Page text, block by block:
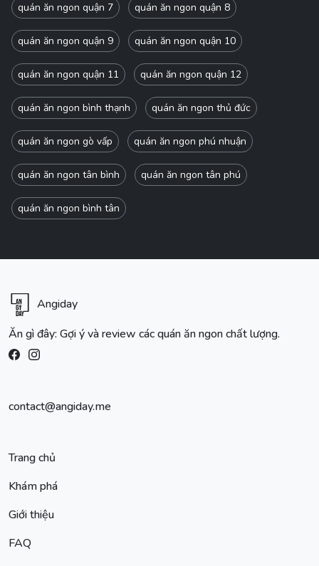
quán ăn ngon quận 7 quán ăn ngon quận 8
quán ăn ngon quận 9 quán ăn ngon quận 10
quán ăn ngon quận 11 quán ăn ngon quận 12
quán ăn ngon bình thạnh quán ăn ngon thủ đức
quán ăn ngon gò vấp quán ăn ngon phú nhuận
quán ăn ngon tân bình quán ăn ngon tân phú
quán ăn ngon bình tân
Angiday
Ăn gì đây: Gợi ý và review các quán ăn ngon chất lượng.
contact@angiday.me
Trang chủ
Khám phá
Giới thiệu
FAQ